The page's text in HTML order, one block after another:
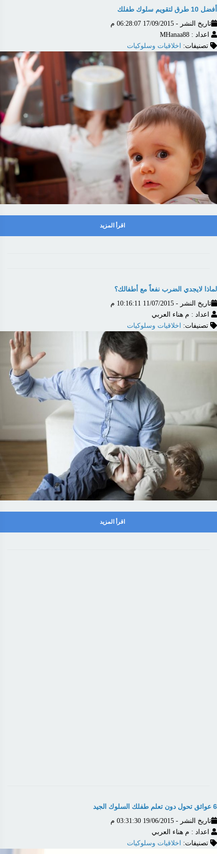
أفضل 10 طرق لتقويم سلوك طفلك
تاريخ النشر - 17/09/2015 06:28:07 م
اعداد : MHanaa88
تصنيفات:
اخلاقيات وسلوكيات
اقرأ المزيد
لماذا لايجدي الضرب نفعاً مع أطفالك؟
تاريخ النشر - 11/07/2015 10:16:11 م
اعداد : م هناء العربي
تصنيفات:
اخلاقيات وسلوكيات
اقرأ المزيد
6 عوائق تحول دون تعلم طفلك السلوك الجيد
تاريخ النشر - 19/06/2015 03:31:30 م
اعداد : م هناء العربي
تصنيفات: اخلاقيات وسلوكيات